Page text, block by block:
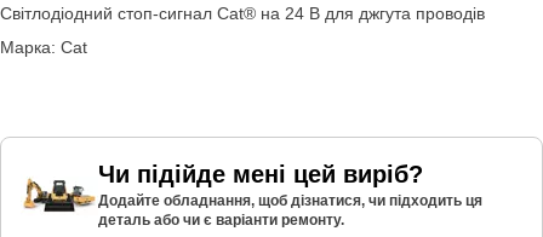
Світлодіодний стоп-сигнал Cat® на 24 В для джгута проводів
Марка: Cat
Чи підійде мені цей виріб?
Додайте обладнання, щоб дізнатися, чи підходить ця
деталь або чи є варіанти ремонту.